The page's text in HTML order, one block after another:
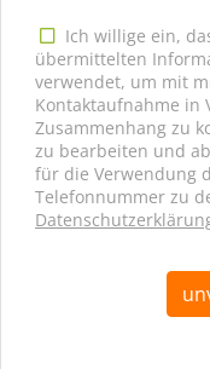
Ich willige ein,
übermittelten
verwendet, um mit
Kontaktaufnahme in
Zusammenhang zu
zu bearbeiten und
für die Verwendung
Telefonnummer zu